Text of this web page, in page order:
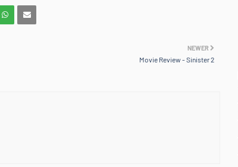
NEWER
Movie Review - Sinister 2